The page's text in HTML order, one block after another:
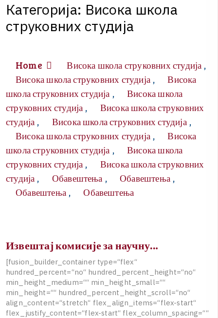
Категорија: Висока школа
струковних студија
Home Висока школа струковних студија ,
Висока школа струковних студија ,
Висока
школа струковних студија ,
Висока школа
струковних студија ,
Висока школа струковних
студија , Висока школа струковних студија ,
Висока школа струковних студија ,
Висока
школа струковних студија ,
Висока школа
струковних студија ,
Висока школа струковних
студија , Обавештења , Обавештења ,
Обавештења , Обавештења
Извештај комисије за научну…
[fusion builder_ container type=“flex“
hundred percent=“no“ hundred percent height=“no“
min height medium=““ min height small=““
min height=““ hundred percent height scroll=“no“
align content=“stretch“ flex align _items=“flex-start“
flex justify_ content=“flex-start“ flex column _spacing=““